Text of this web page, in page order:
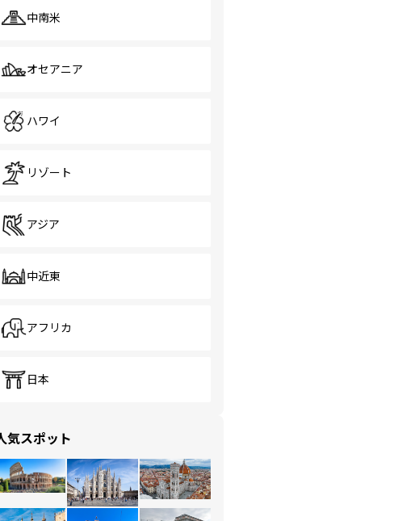
中南米
オセアニア
ハワイ
リゾート
アジア
中近東
アフリカ
日本
気スポット